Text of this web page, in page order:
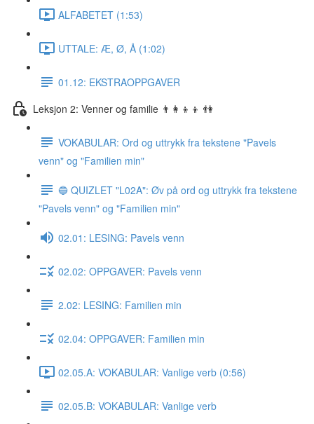
ALFABETET (1:53)
UTTALE: Æ, Ø, Å (1:02)
01.12: EKSTRAOPPGAVER
Leksjon 2: Venner og familie 👨‍👩‍👦‍👦 👫
VOKABULAR: Ord og uttrykk fra tekstene "Pavels
venn" og "Familien min"
🔵 QUIZLET "L02A": Øv på ord og uttrykk fra tekstene
"Pavels venn" og "Familien min"
02.01: LESING: Pavels venn
02.02: OPPGAVER: Pavels venn
2.02: LESING: Familien min
02.04: OPPGAVER: Familien min
02.05.A: VOKABULAR: Vanlige verb (0:56)
02.05.B: VOKABULAR: Vanlige verb